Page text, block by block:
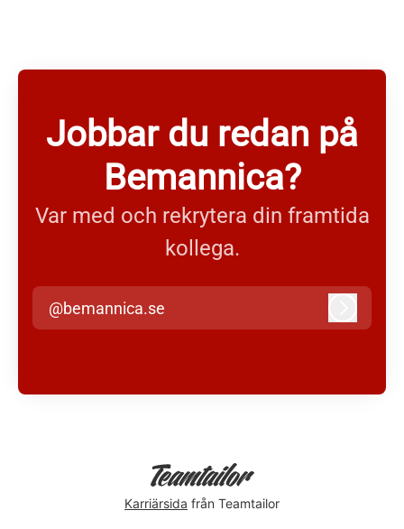
Jobbar du redan på
Bemannica?
Var med och rekrytera din framtida
kollega.
@bemannica.se
Karriärsida från Teamtailor